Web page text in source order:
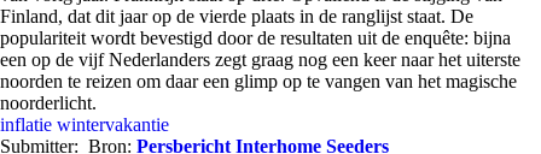
Finland, dat dit jaar op de vierde plaats in de ranglijst staat. De
populariteit wordt bevestigd door de resultaten uit de enquête: bijna
een op de vijf Nederlanders zegt graag nog een keer naar het uiterste
noorden te reizen om daar een glimp op te vangen van het magische
noorderlicht.
inflatie wintervakantie
Submitter: Bron: Persbericht Interhome Seeders